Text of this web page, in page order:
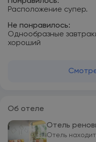
Расположение супер.
Не понравилось:
Однообразные
хороший
Об отеле
Отель
Отель